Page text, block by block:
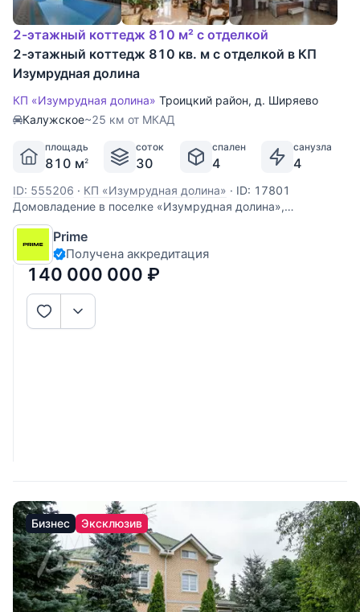
2-этажный коттедж 810 м² с отделкой
2-этажный коттедж 810 кв. м с отделкой в КП
Изумрудная долина
КП «Изумрудная долина» Троицкий район, д. Ширяево
Калужское~25 км от МКАД
площадь
810 м2
соток
30
спален
4
санузла
4
ID: 555206 · КП «Изумрудная долина» · ID: 17801
Домовладение в поселке «Изумрудная долина»,
расположенное всего в 29 км от МКАД по Калужскому
шоссе. Двухэтажный дом площадью 810 кв.м.
расположенный на просторном участке 30 соток,
предлагается «под ключ» с премиальной мебелью и
Prime
Получена аккредитация
140 000 000 ₽
Бизнес Эксклюзив